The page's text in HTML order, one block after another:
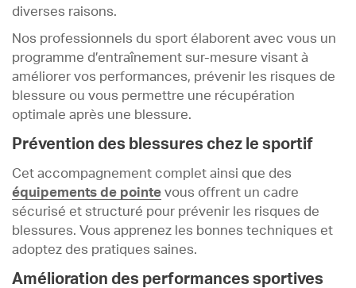
diverses raisons.
Nos professionnels du sport élaborent avec vous un
programme d’entraînement sur-mesure visant à
améliorer vos performances, prévenir les risques de
blessure ou vous permettre une récupération
optimale après une blessure.
Prévention des blessures chez le sportif
Cet accompagnement complet ainsi que des
équipements de pointe vous offrent un cadre
sécurisé et structuré pour prévenir les risques de
blessures. Vous apprenez les bonnes techniques et
adoptez des pratiques saines.
Amélioration des performances sportives